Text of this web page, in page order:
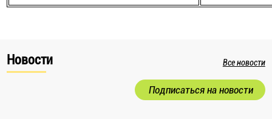
Новости Все новости
Подписаться на новости